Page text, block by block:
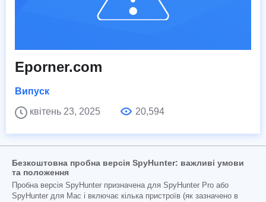
Eporner.com
Випуск
квітень 23, 2025
20,594
Безкоштовна пробна версія SpyHunter: важливі умови
та положення
Пробна версія SpyHunter призначена для SpyHunter Pro або
SpyHunter для Mac і включає кілька пристроїв (як зазначено в